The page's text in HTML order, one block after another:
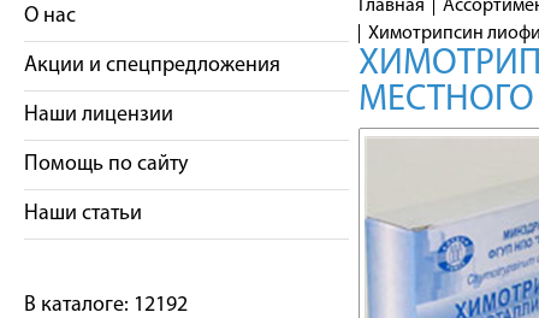
О нас
Акции и спецпредложения
Наши лицензии
Помощь по сайту
Наши статьи
В каталоге: 12192
Главная
Химотрипсин